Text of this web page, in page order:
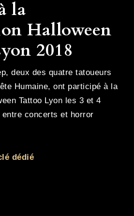
la
Halloween
2018
deux des quatre tatoueurs
Humaine, ont participé à la
Tattoo Lyon les 3 et 4
concerts et horror
dédié